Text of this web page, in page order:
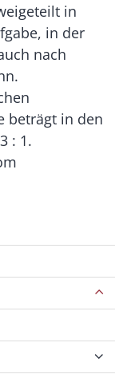
in
in der
nach
beträgt in den
: 1.